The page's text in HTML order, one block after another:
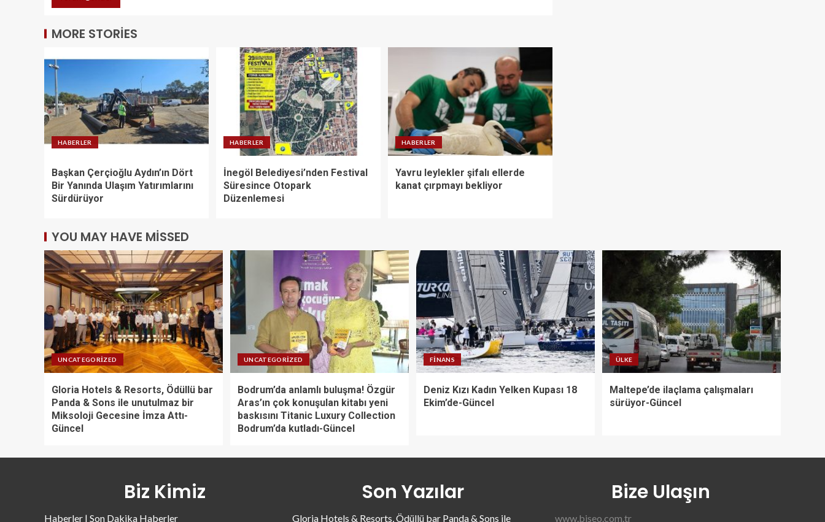
MORE STORIES
HABERLER
Başkan Çerçioğlu Aydın’ın Dört
Bir Yanında Ulaşım Yatırımlarını
Sürdürüyor
HABERLER
İnegöl Belediyesi’nden Festival
Süresince Otopark
Düzenlemesi
HABERLER
Yavru leylekler şifalı ellerde
kanat çırpmayı bekliyor
YOU MAY HAVE MISSED
UNCATEGORIZED
Gloria Hotels & Resorts, Ödüllü bar
Panda & Sons ile unutulmaz bir
Miksoloji Gecesine İmza Attı-
Güncel
UNCATEGORIZED
Bodrum’da anlamlı buluşma! Özgür
Aras’ın çok konuşulan kitabı yeni
baskısını Titanic Luxury Collection
Bodrum’da kutladı-Güncel
FINANS
Deniz Kızı Kadın Yelken Kupası 18
Ekim’de-Güncel
ÜLKE
Maltepe’de ilaçlama çalışmaları
sürüyor-Güncel
Biz Kimiz
Haberler | Son Dakika Haberler
Son Yazılar
Gloria Hotels & Resorts, Ödüllü bar Panda & Sons ile
Bize Ulaşın
www.biseo.com.tr